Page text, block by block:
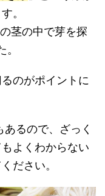
。
茎の中で芽を探
のがポイントに
るので、ざっく
よくわからない
ださい。